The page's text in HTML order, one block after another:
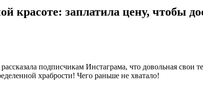
красоте: заплатила цену, чтобы
подписчикам Инстаграма, что довольная свои
храбрости! Чего раньше не хватало!